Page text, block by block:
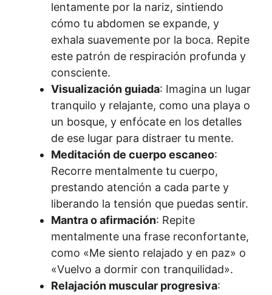
lentamente por la nariz, sintiendo
cómo tu abdomen se expande, y
exhala suavemente por la boca. Repite
este patrón de respiración profunda y
consciente.
Visualización guiada: Imagina un lugar
tranquilo y relajante, como una playa o
un bosque, y enfócate en los detalles
de ese lugar para distraer tu mente.
Meditación de cuerpo escaneo:
Recorre mentalmente tu cuerpo,
prestando atención a cada parte y
liberando la tensión que puedas sentir.
Mantra o afirmación: Repite
mentalmente una frase reconfortante,
como «Me siento relajado y en paz» o
«Vuelvo a dormir con tranquilidad».
Relajación muscular progresiva: